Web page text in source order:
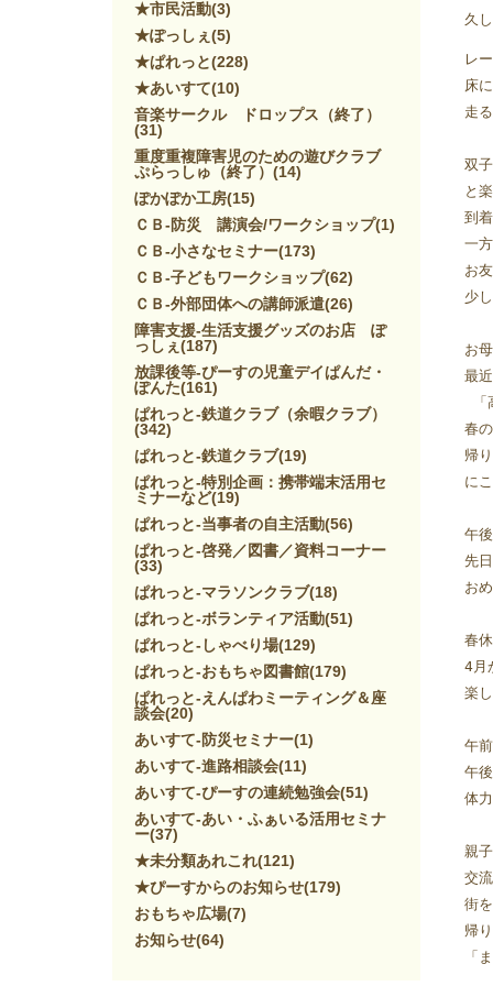
久
レ
床
走
双
と
到
一
お
少
お
最
「
春
帰
に
午
先
お
春
4月
楽
午
午
体
親
交
街
帰
「
★市民活動(3)
★ぽっしぇ (5)
★ぱれっと(228)
★あいすて(10)
音楽サークル ドロップス（終了）
(31)
重度重複障害児のための遊びクラブ
ぷらっしゅ（終了） (14)
ぽかぽか工房(15)
ＣＢ-防災 講演会/ワークショップ(1)
ＣＢ-小さなセミナー(173)
ＣＢ-子どもワークショップ(62)
ＣＢ-外部団体への講師派遣(26)
障害支援-生活支援グッズのお店 ぽ
っしぇ (187)
放課後等-ぴーすの児童デイぱんだ・
ぽんた(161)
ぱれっと-鉄道クラブ（余暇クラブ）
(342)
ぱれっと-鉄道クラブ(19)
ぱれっと-特別企画：携帯端末活用セ
ミナーなど(19)
ぱれっと-当事者の自主活動(56)
ぱれっと-啓発／図書／資料コーナー
(33)
ぱれっと-マラソンクラブ(18)
ぱれっと-ボランティア活動(51)
ぱれっと-しゃべり場(129)
ぱれっと-おもちゃ図書館(179)
ぱれっと-えんぱわミーティング＆座
談会(20)
あいすて-防災セミナー(1)
あいすて-進路相談会(11)
あいすて-ぴーすの連続勉強会(51)
あいすて-あい・ふぁいる活用セミナ
ー(37)
★未分類あれこれ(121)
★ぴーすからのお知らせ(179)
おもちゃ広場(7)
お知らせ(64)